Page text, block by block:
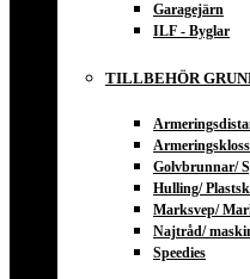
Garagejärn
ILF - Byglar
TILLBEHÖR
Armeringskloss
Golvbrunnar/
Hulling/
Marksvep/
Najtråd/
Speedies